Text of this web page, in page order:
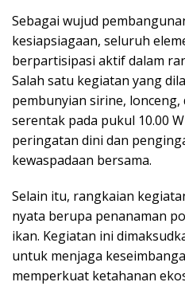
Sebagai wujud
kesiapsiagaan, seluruh
berpartisipasi aktif dalam
Salah satu kegiatan yang
pembunyian sirine,
serentak pada pukul 10.00
peringatan dini dan
kewaspadaan bersama.
Selain itu, rangkaian
nyata berupa penanaman
ikan. Kegiatan ini
untuk menjaga
memperkuat ketahanan